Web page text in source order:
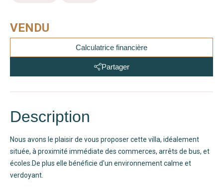
VENDU
Calculatrice financière
Partager
Description
Nous avons le plaisir de vous proposer cette villa, idéalement
située, à proximité immédiate des commerces, arrêts de bus, et
écoles.De plus elle bénéficie d'un environnement calme et
verdoyant.